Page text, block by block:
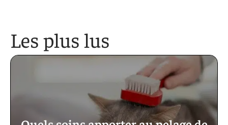
Les plus lus